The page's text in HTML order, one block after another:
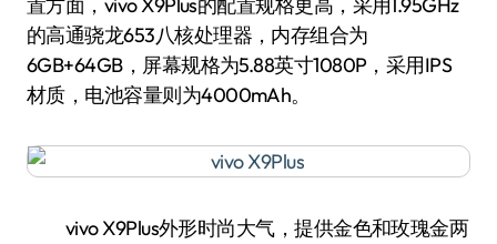
的高通骁龙653八核处理器，内存组合为
6GB+64GB，屏幕规格为5.88英寸1080P，采用IPS
材质，电池容量则为4000mAh。
vivo X9Plus外形时尚大气，提供金色和玫瑰金两